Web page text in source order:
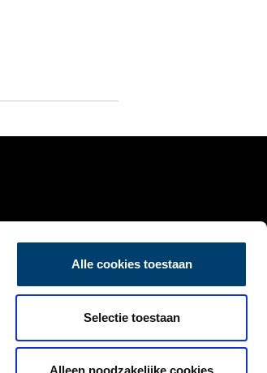
Alle cookies toestaan
Selectie toestaan
Alleen noodzakelijke cookies